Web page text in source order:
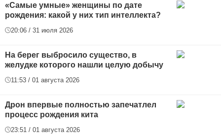
«Самые умные» женщины по дате
рождения: какой у них тип интеллекта?
20:06 / 31 июля 2026
На берег выбросило существо, в
желудке которого нашли целую добычу
11:53 / 01 августа 2026
Дрон впервые полностью запечатлел
процесс рождения кита
23:51 / 01 августа 2026